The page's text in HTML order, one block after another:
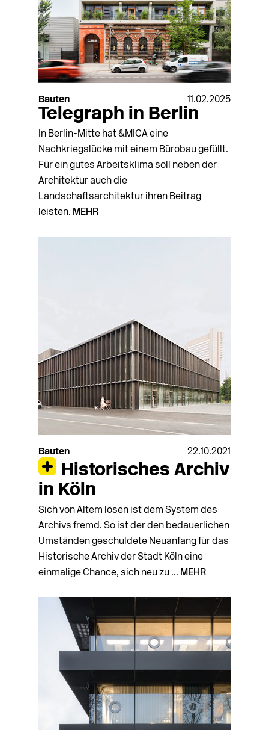
Bauten 11.02.2025
Telegraph in Berlin
In Berlin-Mitte hat &MICA eine
Nachkriegslücke mit einem Bürobau gefüllt.
Für ein gutes Arbeitsklima soll neben der
Architektur auch die
Landschaftsarchitektur ihren Beitrag
leisten. MEHR
Bauten 22.10.2021
Historisches Archiv
in Köln
Sich von Altem lösen ist dem System des
Archivs fremd. So ist der den bedauerlichen
Umständen geschuldete Neuanfang für das
Historische Archiv der Stadt Köln eine
einmalige Chance, sich neu zu ... MEHR